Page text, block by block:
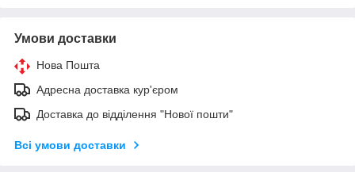
Умови доставки
Нова Пошта
Адресна доставка кур'єром
Доставка до відділення "Нової пошти"
Всі умови доставки